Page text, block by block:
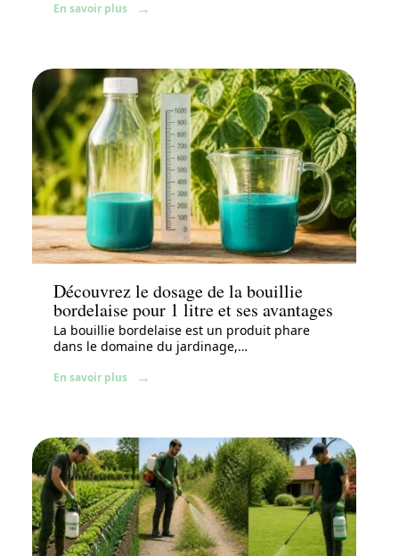
En savoir plus
Équipement
Découvrez le dosage de la bouillie
bordelaise pour 1 litre et ses avantages
La bouillie bordelaise est un produit phare
dans le domaine du jardinage,…
En savoir plus